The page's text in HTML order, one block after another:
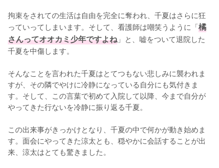
拘束をされての生活は自由を完全に奪われ、千夏はさらに狂
っていってしまいます。そして、看護師は嘲笑うように「橘
さんってオオカミ少年ですよね 」と、嘘をついて退院した
千夏を中傷します。
そんなことを言われた千夏はとてつもない悲しみに襲われま
すが、その隣でやけに冷静になっている自分にも気付きま
す。そして、この言葉で初めて入院して以降、今まで自分が
やってきた行ないを冷静に振り返る千夏。
この出来事がきっかけとなり、千夏の中で何かが動き始めま
す。面会にやってきた涼太とも、穏やかに会話することが出
来、涼太はとても驚きました。